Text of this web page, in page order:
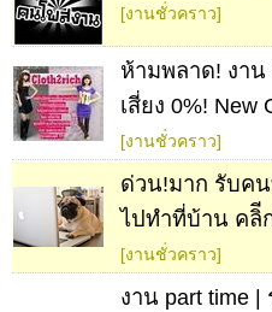
[งานชั่วคราว]
ห้ามพลาด! งาน
เสี่ยง 0%! New
[งานชั่วคราว]
ด่วน!มาก รับค
ไปทำที่บ้าน คลิี
[งานชั่วคราว]
งาน part time